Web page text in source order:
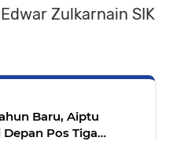
Zulkarnain SIK
Baru, Aiptu
Pos Tiga